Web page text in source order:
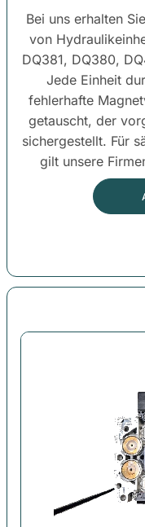
Bei uns erhalten
von
DQ381, DQ380,
Jede Einheit
fehlerhafte
getauscht, der
sichergestellt. Für
gilt unsere